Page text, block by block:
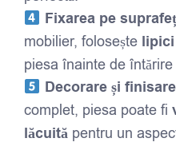
Fixarea pe
mobilier, folosește
piesa înainte de
Decorare și finisare
complet, piesa poate fi
lăcuită pentru un